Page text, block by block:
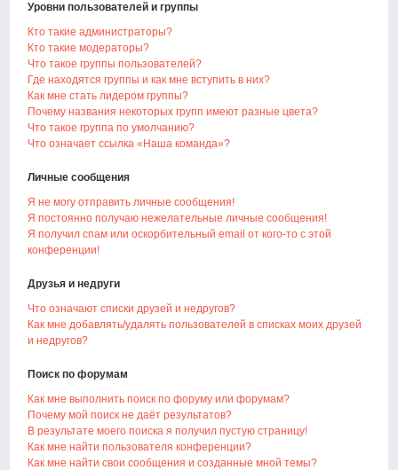
Уровни пользователей и группы
Кто такие администраторы?
Кто такие модераторы?
Что такое группы пользователей?
Где находятся группы и как мне вступить в них?
Как мне стать лидером группы?
Почему названия некоторых групп имеют разные цвета?
Что такое группа по умолчанию?
Что означает ссылка «Наша команда»?
Личные сообщения
Я не могу отправить личные сообщения!
Я постоянно получаю нежелательные личные сообщения!
Я получил спам или оскорбительный email от кого-то с этой
конференции!
Друзья и недруги
Что означают списки друзей и недругов?
Как мне добавлять/удалять пользователей в списках моих друзей
и недругов?
Поиск по форумам
Как мне выполнить поиск по форуму или форумам?
Почему мой поиск не даёт результатов?
В результате моего поиска я получил пустую страницу!
Как мне найти пользователя конференции?
Как мне найти свои сообщения и созданные мной темы?